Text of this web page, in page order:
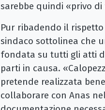
sarebbe quindi «privo
Pur ribadendo il
sindaco sottolinea che
fondata su tutti gli atti
parti in causa.
pretende realizzata
collaborare con Anas